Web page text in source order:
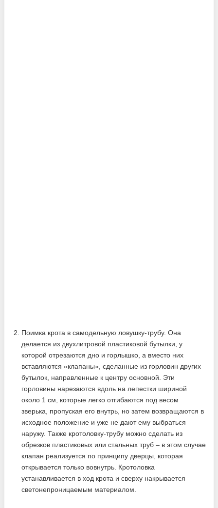
Поимка крота в самодельную ловушку-трубу. Она
делается из двухлитровой пластиковой бутылки, у
которой отрезаются дно и горлышко, а вместо них
вставляются «клапаны», сделанные из горловин других
бутылок, направленные к центру основной. Эти
горловины нарезаются вдоль на лепестки шириной
около 1 см, которые легко отгибаются под весом
зверька, пропуская его внутрь, но затем возвращаются в
исходное положение и уже не дают ему выбраться
наружу. Также кротоловку-трубу можно сделать из
обрезков пластиковых или стальных труб – в этом случае
клапан реализуется по принципу дверцы, которая
открывается только вовнутрь. Кротоловка
устанавливается в ход крота и сверху накрывается
светонепроницаемым материалом.